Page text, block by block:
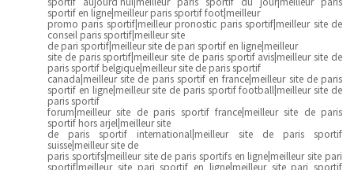
sportif en ligne|meilleur paris sportif foot|meilleur
promo paris sportif|meilleur pronostic paris sportif|meilleur site de
conseil paris sportif|meilleur site
de pari sportif|meilleur site de pari sportif en ligne|meilleur
site de paris sportif|meilleur site de paris sportif avis|meilleur site de
paris sportif belgique|meilleur site de paris sportif
canada|meilleur site de paris sportif en france|meilleur site de paris
sportif en ligne|meilleur site de paris sportif football|meilleur site de
paris sportif
forum|meilleur site de paris sportif france|meilleur site de paris
sportif hors arjel|meilleur site
de paris sportif international|meilleur site de paris sportif
suisse|meilleur site de
paris sportifs|meilleur site de paris sportifs en ligne|meilleur site pari
sportif|meilleur site pari sportif en ligne|meilleur site pari sportif